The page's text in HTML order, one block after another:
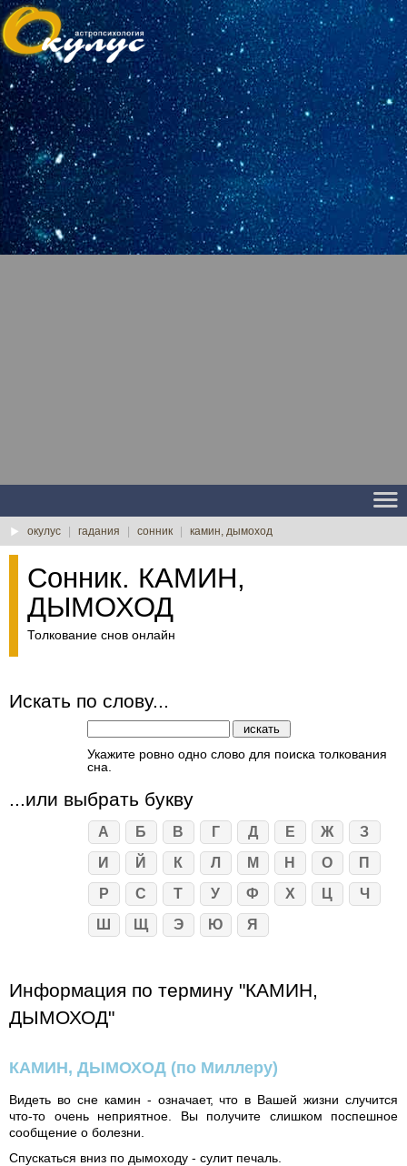
окулус гадания сонник камин, дымоход
Сонник. КАМИН,
ДЫМОХОД
Толкование снов онлайн
Искать по слову...
Укажите ровно одно слово для поиска толкования
сна.
...или выбрать букву
А Б В Г Д Е Ж
З
И
Й К Л М Н О
П
Р
С Т У Ф Х Ц
Ч
Ш
Щ Э Ю Я
Информация по термину "КАМИН,
ДЫМОХОД"
КАМИН, ДЫМОХОД (по Миллеру)
Видеть во сне камин - означает, что в Вашей жизни случится
что-то очень неприятное. Вы получите слишком поспешное
сообщение о болезни.
Спускаться вниз по дымоходу - сулит печаль.